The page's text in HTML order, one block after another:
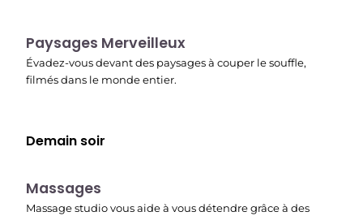
22:37
Paysages Merveilleux
Évadez-vous devant des paysages à couper le souffle,
filmés dans le monde entier.
Demain soir
22:45
Massages
Massage studio vous aide à vous détendre grâce à des